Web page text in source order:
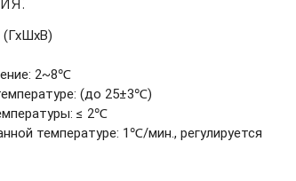
(ГхШхВ)
2~8℃
(до 25±3℃)
≤ 2℃
температуре: 1℃/мин., регулируется